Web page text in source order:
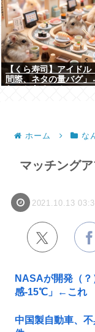
【くら寿司】アイドル
間際、ネタの量バグ
ホーム な
マッチング
2021.10.13
NASAが開発（
感-15℃」←これ
中国製自動車、